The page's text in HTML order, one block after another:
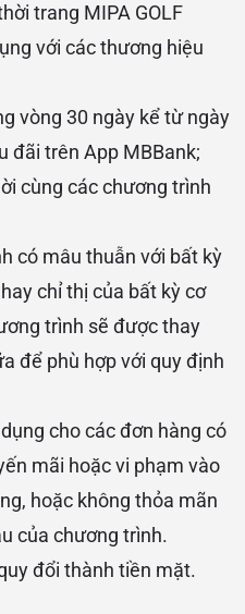
trang MIPA GOLF
với các thương hiệu
vòng 30 ngày kể từ ngày
đãi trên App MBBank;
cùng các chương trình
có mâu thuẫn với bất kỳ
chỉ thị của bất kỳ cơ
trình sẽ được thay
để phù hợp với quy định
cho các đơn hàng có
mãi hoặc vi phạm vào
hoặc không thỏa mãn
của chương trình.
đổi thành tiền mặt.